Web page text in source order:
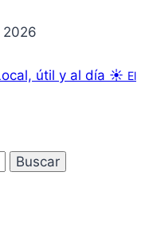
2026
útil y al día ☀ El